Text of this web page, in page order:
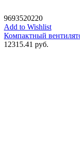
9693520220
Add to Wishlist
Компактный
12315.41 руб.